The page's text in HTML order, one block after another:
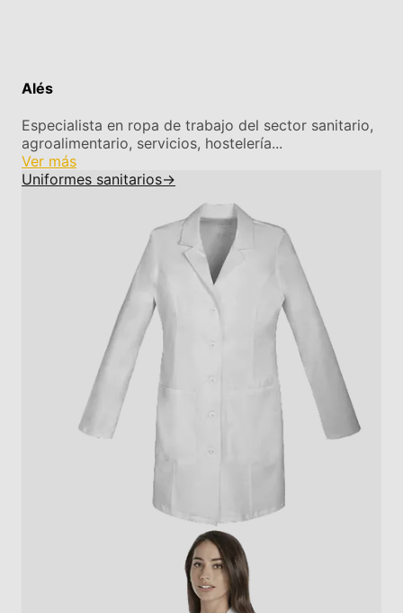
Alés
Especialista en ropa de trabajo del sector sanitario,
agroalimentario, servicios, hostelería...
Ver más
Uniformes sanitarios→